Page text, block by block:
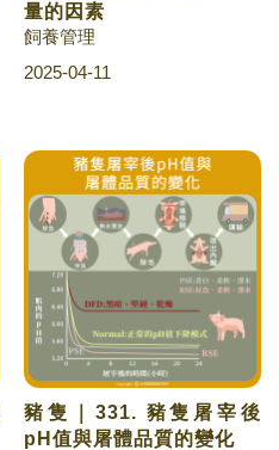
量的因素
飼養管理
2025-04-11
豬隻｜331. 豬隻屠宰後
pH值與屠體品質的變化